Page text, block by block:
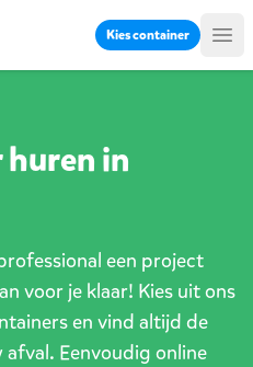
Kies container
in
een project
voor je klaar! Kies uit ons
en vind altijd de
Eenvoudig online